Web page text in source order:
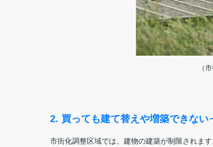
（
2. 買っても建て替えや増築できない
市街化調整区域では、建物の建築が制限されま